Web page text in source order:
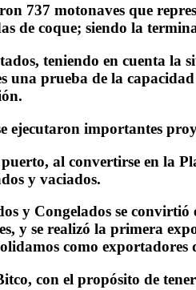
737 motonaves que
de coque; siendo la
teniendo en cuenta la
una prueba de la
ejecutaron importantes
al convertirse en la
y vaciados.
y Congelados se
y se realizó la primera
como exportadores
con el propósito de